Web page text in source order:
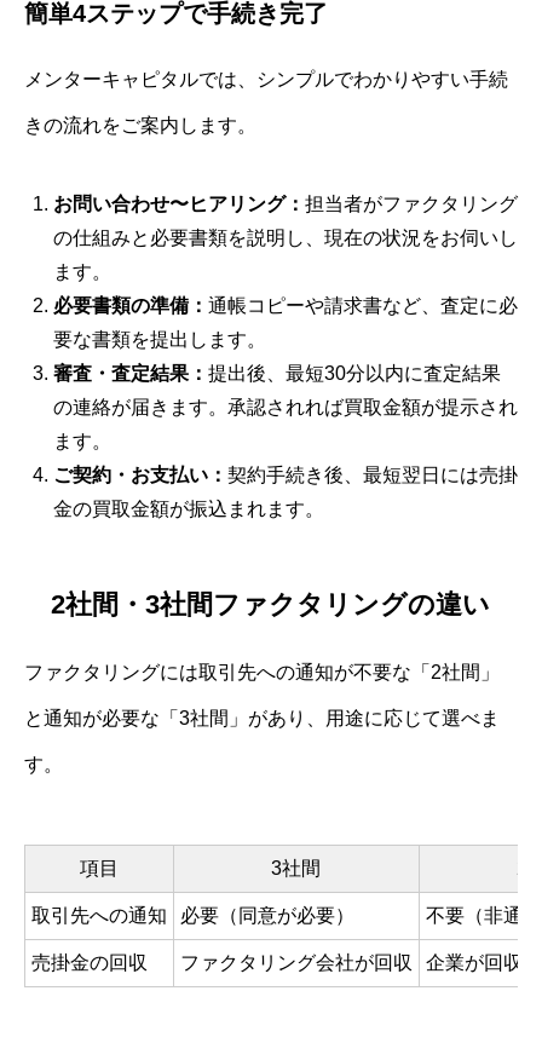
簡単4ステップで手続き完了
メンターキャピタルでは、シンプルでわかりやすい手続
きの流れをご案内します。
お問い合わせ〜ヒアリング： 担当者がファクタリング
の仕組みと必要書類を説明し、現在の状況をお伺いし
ます。
必要書類の準備： 通帳コピーや請求書など、査定に必
要な書類を提出します。
審査・査定結果： 提出後、最短30分以内に査定結果
の連絡が届きます。承認されれば買取金額が提示され
ます。
ご契約・お支払い： 契約手続き後、最短翌日には売掛
金の買取金額が振込まれます。
2社間・3社間ファクタリングの違い
ファクタリングには取引先への通知が不要な「2社間」
と通知が必要な「3社間」があり、用途に応じて選べま
す。
項目 3社間
取引先への通知 必要（同意が必要） 不要（非通
売掛金の回収 ファクタリング会社が回収 企業が回収